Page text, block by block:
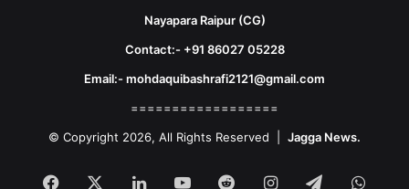
Nayapara Raipur (CG)
Contact:- +91 86027 05228
Email:- mohdaquibashrafi2121@gmail.com
==================
© Copyright 2026, All Rights Reserved | Jagga News.
Facebook LinkedInYouTubeRedditInstagram
Telegram